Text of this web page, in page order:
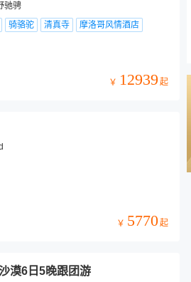
驰骋
骑骆驼 清真寺
摩洛哥风情酒店
￥ 12939 起
￥ 5770起
漠6日5晚跟团游